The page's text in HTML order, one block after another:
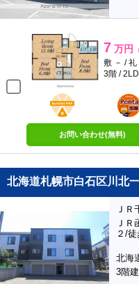
7 万円
敷 － / 礼
3階 /
BunChinPAY
ポンタ
部屋
お問い合わせ(無料)
北海道札幌市白石区川北
ＪＲ
ＪＲ
２/
北海
3階